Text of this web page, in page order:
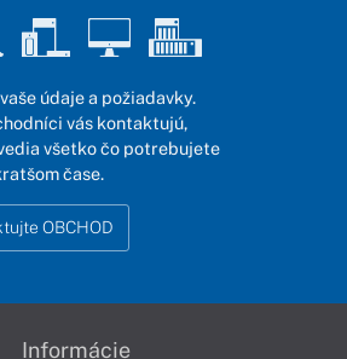
údaje a požiadavky.
vás kontaktujú,
všetko čo potrebujete
čase.
OBCHOD
Informácie